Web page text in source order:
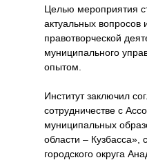
Целью мероприятия
актуальных вопросов
правотворческой
муниципального
опытом.
Институт заключил
сотрудничестве с
муниципальных
области – Кузбасса»,
городского округа